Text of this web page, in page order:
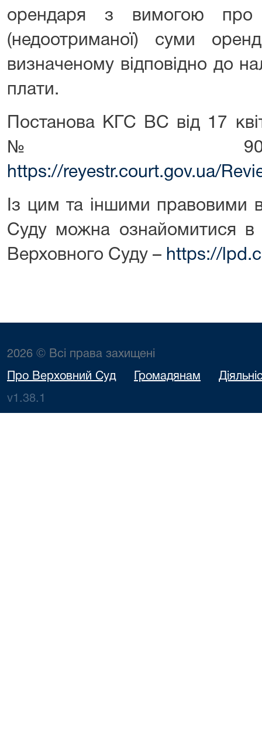
орендаря з вимогою про
(недоотриманої) суми
визначеному відповідно до
плати.
Постанова КГС ВС від 17
№ 904/
https://reyestr.court.gov.ua/
Із цим та іншими правовими
Суду можна ознайомитися в
Верховного Суду – https://
2026 © Всі права захищені
Про Верховний Суд Громадянам
v1.38.1